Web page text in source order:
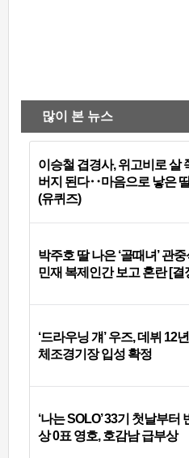
많이 본 뉴스
이승철 겹경사, 위고비로 살
버지 된다‥마음으로 낳은
(유퀴즈)
박주호 딸 나은 ‘골때녀’ 관
민재 복제인간 보고 혼란 [결
‘드라우닝 걔’ 우즈, 데뷔 12
체조경기장 입성 확정
‘나는 SOLO’ 33기 첫날부
상 0표 영호, 호감남 급부상